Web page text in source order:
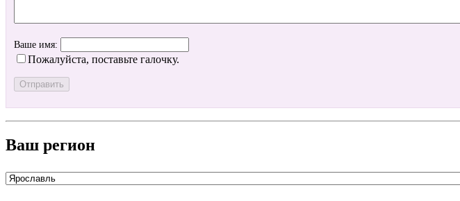
Ваше имя:
Пожалуйста, поставьте галочку.
Ваш регион